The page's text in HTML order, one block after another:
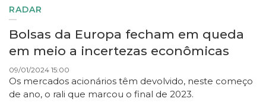
RADAR
Bolsas da Europa fecham em queda
em meio a incertezas econômicas
09/01/2024 15:00
Os mercados acionários têm devolvido, neste começo
de ano, o rali que marcou o final de 2023.